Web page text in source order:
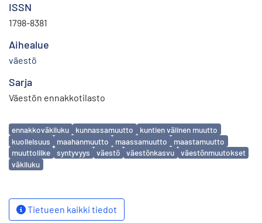
ISSN
1798-8381
Aihealue
väestö
Sarja
Väestön ennakkotilasto
Avainsanat
ennakkoväkiluku kunnassamuutto
kuntien välinen muutto
kuolleisuus
maahanmuutto maassamuutto
maastamuutto
muuttoliike
syntyvyys väestö väestönkasvu
väestönmuutokset
väkiluku
Tietueen kaikki tiedot